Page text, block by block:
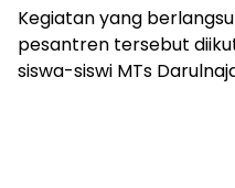
Kegiatan yang
pesantren tersebut
siswa-siswi MTs